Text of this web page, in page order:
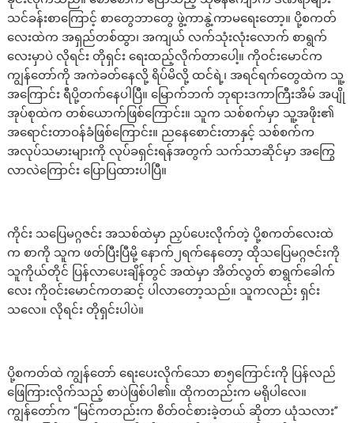
သင်ခန်းစာကြောင့် စာတွေဘာတွေ ဖွဲ့ကာနွဲ့ကာမရေးတော့။ ပို့စကတ်
လေးထဲက အရှည်တစ်ထွာ၊ အကျယ် လက်သုံးလုံးလောက် စာရွက်
လေးမှာပဲ လိုရင်း တိုရှင်း ရေးထည့်လိုက်တာပေါ့။ ကိုဝင်းမောင်က
ကျွန်တော်ကို အကဲခတ်နေလို့ ရိပ်မိလို့ ထင်ရဲ့၊ အရင်ရက်တွေထဲက သူ့
အကြောင်း ရီပို့တက်နေပါပြီ။ မြောက်ဘက် ဘုရားဒကာကြီးအိမ် အပျို
အုပ်စုထဲက တစ်ယောက်ဖြစ်ကြောင်း။ သူက သစ်စက်မှာ သူ့အဖိုး၏
အရောင်းတာဝန်ခံဖြစ်ကြောင်း။ ညနေစောင်းတာနှင့် သစ်စက်က
အလုပ်သမားများကို လုပ်ခရှင်းရန်အတွက် သက်သာဆိုင်မှာ အကြွေ
လာလဲကြောင်း ပြောပြထားပါပြီ။
ကိုင်း သပြေမဂ္ဂဇင်း အသစ်ထဲမှာ ညှပ်ပေးလိုက်တဲ့ ပို့စကတ်လေးထဲ
က စာကို သူက ဖတ်ပြီးပြီမို့ နောက်၂ရက်နေတော့ ထိုသပြေမဂ္ဂဇင်းကို
သူကိုယ်တိုင် ပြန်လာပေးချိန်တွင် အထဲမှာ အိတ်လွတ် စာရွက်ခေါက်
လေး ကိုဝင်းမောင်ကတဆင့် ပါလာတော့သည်။ သူကလည်း ရှင်း
သလေ။ လိုရင်း တိုရှင်းပါပဲ။
ပို့စကတ်ထဲ ကျွန်တော် ရေးပေးလိုက်သော စာ၅ကြောင်းကို ပြန်လည်
ဖြေကြားလိုက်သည့် စာပဲဖြစ်ပါ၏။ ထိုကတည်းက မရိုပါလေ။
ကျွန်တော်က “မြင်ကတည်းက စိတ်ဝင်စားခဲ့တယ် ဆိုတာ ယုံသလား”